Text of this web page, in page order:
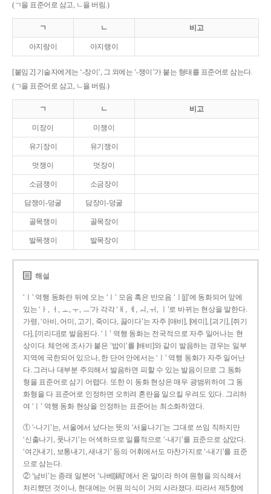
(ㄱ을 표준어로 삼고, ㄴ을 버림.)
ㄱ ㄴ 비고
아지랑이 아지랭이
[붙임 2] 기술자에게는 ‘-장이’, 그 외에는 ‘-쟁이’가 붙는 형태를 표준어로 삼는다.
(ㄱ을 표준어로 삼고, ㄴ을 버림.)
ㄱ ㄴ 비고
미장이 미쟁이
유기장이 유기쟁이
멋쟁이 멋장이
소금쟁이 소금장이
담쟁이-덩굴 담장이-덩굴
골목쟁이 골목장이
발목쟁이 발목장이
해설
‘ㅣ’ 역행 동화란 뒤에 오는 ‘ㅣ’ 모음 혹은 반모음 ‘ㅣ[j]’에 동화되어 앞에
있는 ‘ㅏ, ㅓ, ㅗ, ㅜ, ㅡ’가 각각 ‘ㅐ, ㅔ, ㅚ, ㅟ, ㅣ’로 바뀌는 현상을 말한다.
가령, ‘아비, 어미, 고기, 죽이다, 끓이다’는 자주 [애비], [에미], [괴기], [쥐기
다], [끼리다]로 발음된다. ‘ㅣ’ 역행 동화는 전국적으로 자주 일어나는 현
상이다. 체언에 조사가 붙은 ‘밥이’를 [배비]와 같이 발음하는 경우는 일부
지역에 국한되어 있으나, 한 단어 안에서는 ‘ㅣ’ 역행 동화가 자주 일어난
다. 그러나 대부분 주의해서 발음하면 피할 수 있는 발음이므로 그 동화
형을 표준어로 삼기 어렵다. 또한 이 동화 현상은 매우 광범위하여 그 동
화형을 다 표준어로 인정하면 오히려 혼란을 일으킬 우려도 있다. 그리하
여 ‘ㅣ’ 역행 동화 현상을 인정하는 표준어는 최소화하였다.
① ‘-나기’는, 서울에서 났다는 뜻의 ‘서울나기’는 그대로 쓰임 직하지만
‘신출나기, 풋나기’는 어색하므로 일률적으로 ‘-내기’를 표준으로 삼았다.
‘여간내기, 보통내기, 새내기’ 등의 어휘에서도 마찬가지로 ‘-내기’를 표준
으로 삼는다.
② ‘남비’는 종래 일본어 ‘나베[鍋]’에서 온 말이라 하여 원형을 의식해서
처리했던 것이나, 현대에는 어원 의식이 거의 사라졌다. 따라서 제5항에